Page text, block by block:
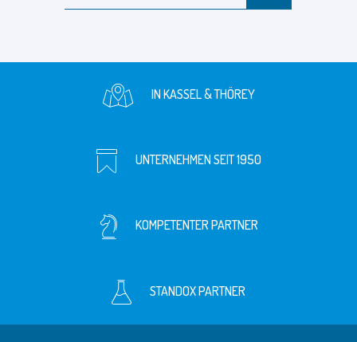
IN KASSEL & THÖREY
UNTERNEHMEN SEIT 1950
KOMPETENTER PARTNER
STANDOX PARTNER